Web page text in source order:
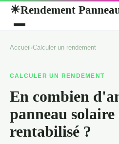
☀Rendement
Accueil ›Calculer un rendement
CALCULER UN RENDEMENT
En combien
panneau solaire
rentabilisé ?